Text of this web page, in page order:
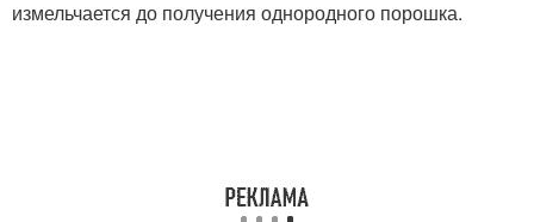
измельчается до получения однородного порошка.